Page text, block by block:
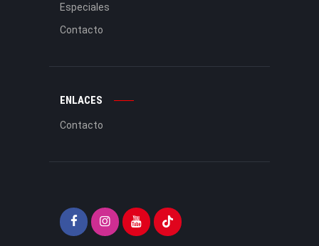
Especiales
Contacto
ENLACES
Contacto